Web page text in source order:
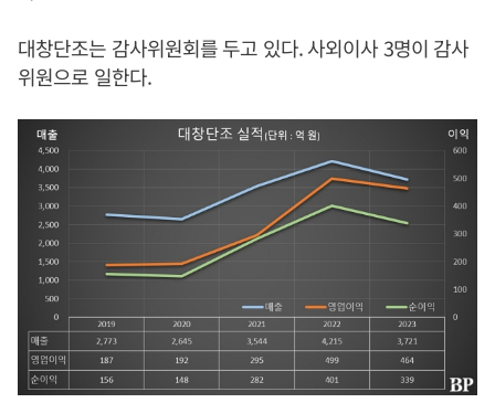
대창단조는 감사위원회를 두고 있다. 사외이사 3명이 감사
위원으로 일한다.